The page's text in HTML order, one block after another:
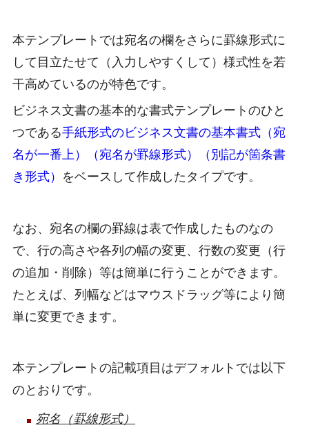
本テンプレートでは宛名の欄をさらに罫線形式に
して目立たせて（入力しやすくして）様式性を若
干高めているのが特色です。
ビジネス文書の基本的な書式テンプレートのひと
つである手紙形式のビジネス文書の基本書式（宛
名が一番上）（宛名が罫線形式）（別記が箇条書
き形式） をベースして作成したタイプです。
なお、宛名の欄の罫線は表で作成したものなの
で、行の高さや各列の幅の変更、行数の変更（行
の追加・削除）等は簡単に行うことができます。
たとえば、列幅などはマウスドラッグ等により簡
単に変更できます。
本テンプレートの記載項目はデフォルトでは以下
のとおりです。
宛名（罫線形式）